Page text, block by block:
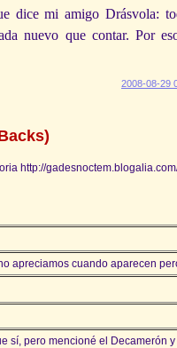
dice mi amigo Drásvola:
nuevo que contar. Por
2008-08-29
http://
apreciamos cuando aparecen
sí, pero mencioné el Decamerón